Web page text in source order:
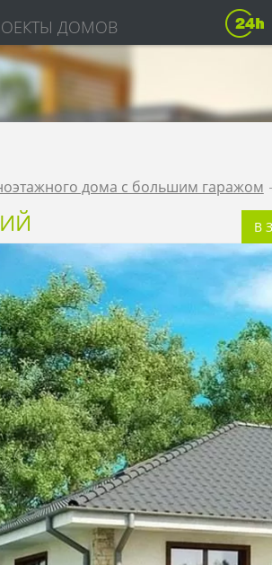
ДОМОВ
дома с большим гаражом
В